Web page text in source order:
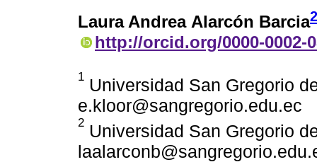
Laura Andrea Alarcón Barcia2
http://orcid.org/0000-0002-
1 Universidad San Gregorio
e.kloor@sangregorio.edu.ec
2 Universidad San Gregorio